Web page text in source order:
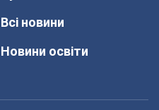
Всі новини
Новини освіти